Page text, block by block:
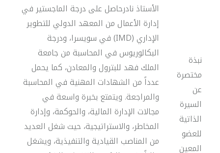
نبذة
مختصرة
عن
السيرة
الذاتية
للعضو
المعين
الأستاذ نادرحاصل على درجة الماجستير في
إدارة الأعمال من المعهد الدولي للتطوير
الإداري (IMD) في سويسرا، ودرجة
البكالوريوس في المحاسبة من جامعة
الملك فهد للبترول والمعادن، كما يحمل
عدداً من الشهادات المهنية في المحاسبة
والمراجعة. ويتمتع بخبرة واسعة في
مجالات الإدارة المالية، والحوكمة، وإدارة
المخاطر، والاستراتيجية، حيث شغل العديد
من المناصب القيادية والتنفيذية، ويشغل